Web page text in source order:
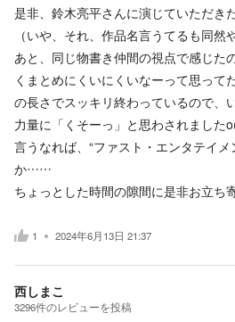
是非、鈴木亮平さんに演じていただき
（いや、それ、作品名言うてるも同
あと、同じ物書き仲間の視点で感じた
くまとめにくいにくいなーって思って
の長さでスッキリ終わっているので、
力量に「くそーっ」と思わされました
言うなれば、“ファスト・エンタテイメ
か……
ちょっとした時間の隙間に是非お立ち
1 2024年6月13日 21:37
西しまこ
3296件のレビューを投稿